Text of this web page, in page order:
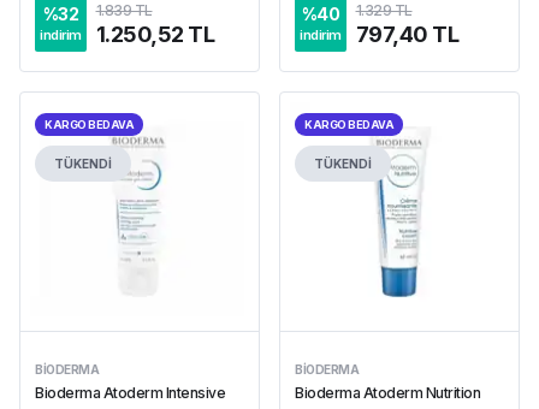
%32
indirim
1.839 TL
1.250,52 TL
%40
indirim
1.329 TL
797,40 TL
KARGO BEDAVA
TÜKENDİ
BIODERMA
Bioderma Atoderm Intensive
KARGO BEDAVA
TÜKENDİ
BIODERMA
Bioderma Atoderm Nutrition